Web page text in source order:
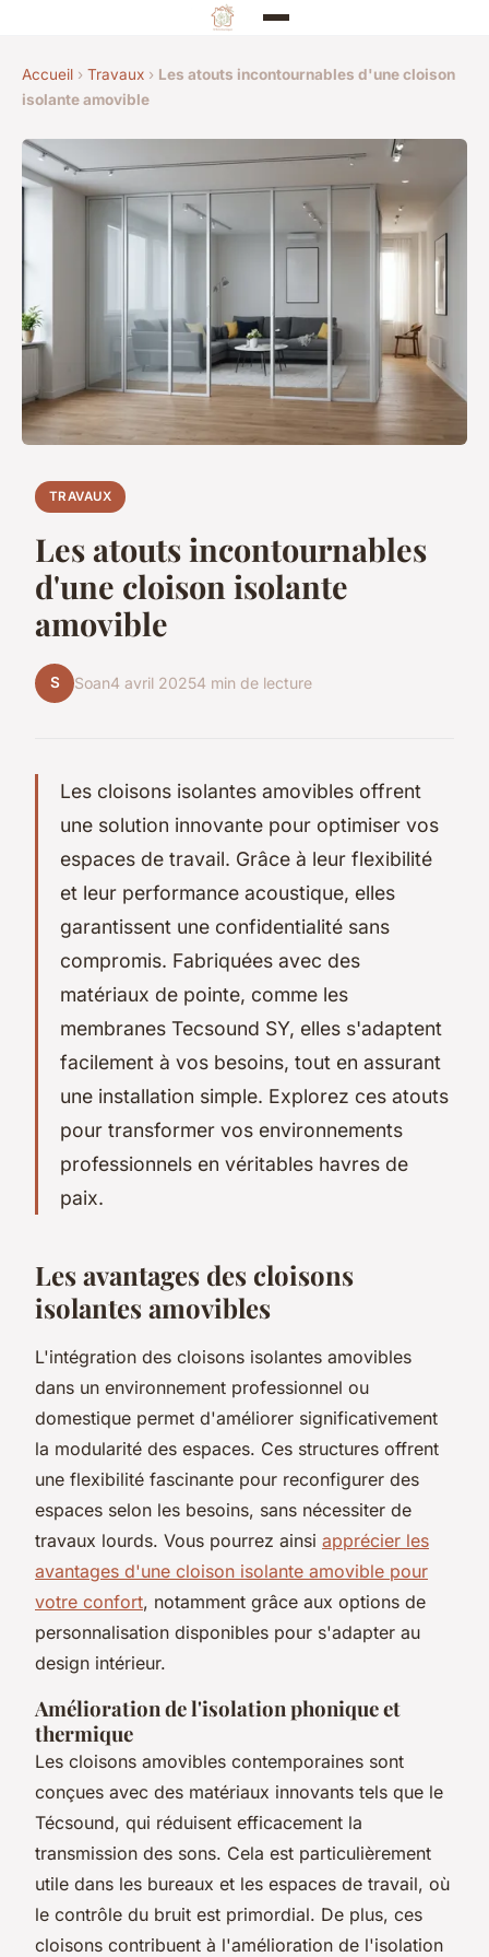
Accueil › Travaux › Les atouts incontournables d'une cloison
isolante amovible
TRAVAUX
Les atouts incontournables
d'une cloison isolante
amovible
S Soan4 avril 20254 min de lecture
Les cloisons isolantes amovibles offrent
une solution innovante pour optimiser vos
espaces de travail. Grâce à leur flexibilité
et leur performance acoustique, elles
garantissent une confidentialité sans
compromis. Fabriquées avec des
matériaux de pointe, comme les
membranes Tecsound SY, elles s'adaptent
facilement à vos besoins, tout en assurant
une installation simple. Explorez ces atouts
pour transformer vos environnements
professionnels en véritables havres de
paix.
Les avantages des cloisons
isolantes amovibles
L'intégration des cloisons isolantes amovibles
dans un environnement professionnel ou
domestique permet d'améliorer significativement
la modularité des espaces. Ces structures offrent
une flexibilité fascinante pour reconfigurer des
espaces selon les besoins, sans nécessiter de
travaux lourds. Vous pourrez ainsi apprécier les
avantages d'une cloison isolante amovible pour
votre confort, notamment grâce aux options de
personnalisation disponibles pour s'adapter au
design intérieur.
Amélioration de l'isolation phonique et
thermique
Les cloisons amovibles contemporaines sont
conçues avec des matériaux innovants tels que le
Técsound, qui réduisent efficacement la
transmission des sons. Cela est particulièrement
utile dans les bureaux et les espaces de travail, où
le contrôle du bruit est primordial. De plus, ces
cloisons contribuent à l'amélioration de l'isolation